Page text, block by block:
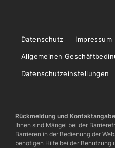
Datenschutz Impressum
Allgemeinen
Datenschutzeinstellungen
Rückmeldung und
Ihnen sind Mängel bei der
Barrieren in der Bedienung der
benötigen Hilfe bei der Benutzung